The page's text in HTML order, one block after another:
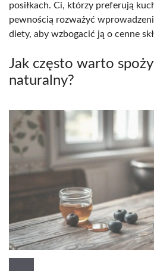
posiłkach. Ci, którzy preferują
pewnością rozważyć
diety, aby wzbogacić ją o cenne
Jak często warto
naturalny?